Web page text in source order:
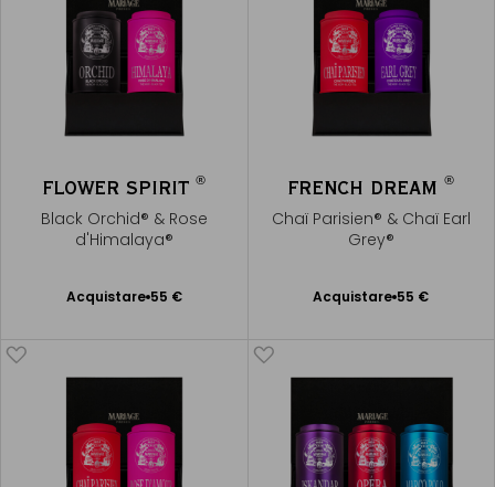
FLOWER SPIRIT®
Black Orchid® & Rose
d'Himalaya®
Acquistare 55 €
Aggiungere
FRENCH DREAM®
Chaï Parisien® & Chaï Earl
Grey®
Acquistare 55 €
Aggiungere